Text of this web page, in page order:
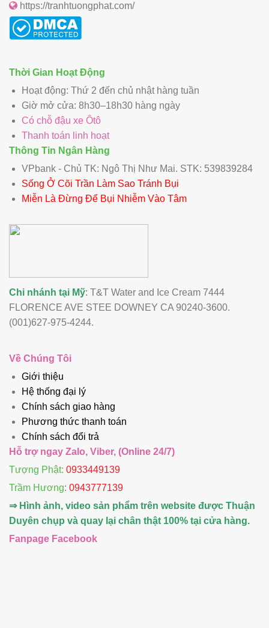
https://tranhtuongphat.com/
Thời Gian Hoạt Động
Hoạt động: Thứ 2 đến chủ nhật hàng tuần
Giờ mở cửa: 8h30–18h30 hàng ngày
Có chỗ đậu xe Ôtô
Thanh toán linh hoạt
Thông Tin Ngân Hàng
VPbank - Chủ TK: Ngô Thị Như Mai. STK: 539839284
Sống Ở Cõi Trần Làm Sao Tránh Bụi
Miễn Là Đừng Để Bụi Nhiễm Vào Tâm
Chi nhánh tại Mỹ: T&T Water and Ice Cream 7444
FLORENCE AVE STEE DOWNEY CA 90240-3600.
(001)627-975-4244.
Về Chúng Tôi
Giới thiệu
Hệ thống đại lý
Chính sách giao hàng
Phương thức thanh toán
Chính sách đổi trả
Hỗ trợ ngay Zalo, Viber, (Online 24/7)
Tượng Phật: 0933449139
Trầm Hương: 0943777139
⇒ Hình ảnh, video sản phẩm trên website được Thuận
Duyên chụp và quay lại chân thật 100% tại cửa hàng.
Fanpage Facebook